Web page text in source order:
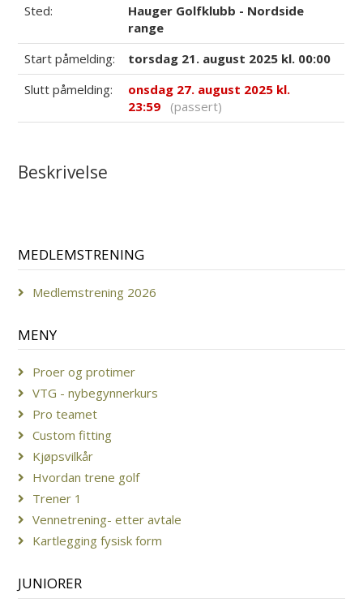
Sted:
Hauger Golfklubb - Nordside
range
Start påmelding:
torsdag 21. august 2025 kl. 00:00
Slutt påmelding:
onsdag 27. august 2025 kl.
23:59 (passert)
Beskrivelse
MEDLEMSTRENING
Medlemstrening 2026
MENY
Proer og protimer
VTG - nybegynnerkurs
Pro teamet
Custom fitting
Kjøpsvilkår
Hvordan trene golf
Trener 1
Vennetrening- etter avtale
Kartlegging fysisk form
JUNIORER